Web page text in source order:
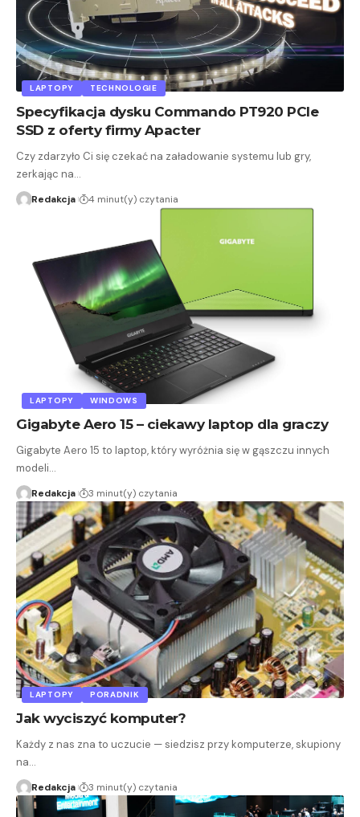
LAPTOPY TECHNOLOGIE
Specyfikacja dysku Commando PT920 PCIe
SSD z oferty firmy Apacter
Czy zdarzyło Ci się czekać na załadowanie systemu lub gry,
zerkając na…
Redakcja 4 minut(y) czytania
LAPTOPY WINDOWS
Gigabyte Aero 15 – ciekawy laptop dla graczy
Gigabyte Aero 15 to laptop, który wyróżnia się w gąszczu innych
modeli…
Redakcja 3 minut(y) czytania
LAPTOPY PORADNIK
Jak wyciszyć komputer?
Każdy z nas zna to uczucie — siedzisz przy komputerze, skupiony
na…
Redakcja 3 minut(y) czytania